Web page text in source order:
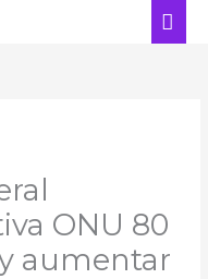
ONU 80
aumentar